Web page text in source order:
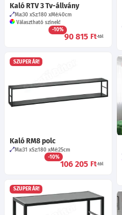
Kaló RTV 3 Tv-állvány
Ma:30 Sz:180 Mé:40cm
Választható színek!
-10%
90 815 Ft-tól
SZUPER ÁR!
Kaló RM8 polc
Ma:31 Sz:180 Mé:25cm
-10%
106 205 Ft-tól
SZUPER ÁR!